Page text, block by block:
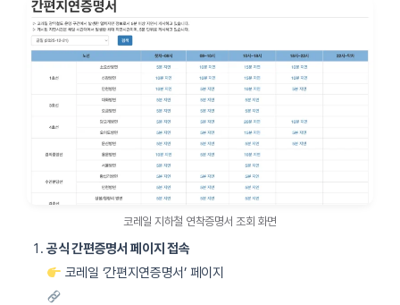
코레일 지하철 연착증명서 조회 화면
공식 간편증명서 페이지 접속
코레일 ‘간편지연증명서’ 페이지